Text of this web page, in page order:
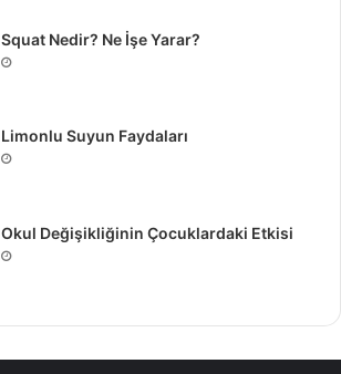
Squat Nedir? Ne İşe Yarar?
Limonlu Suyun Faydaları
Okul Değişikliğinin Çocuklardaki Etkisi